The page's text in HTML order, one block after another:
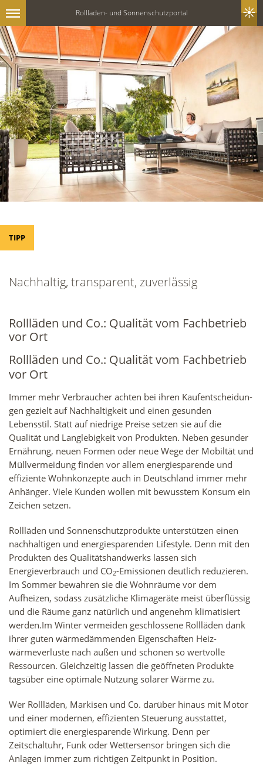
Rollladen- und Sonnenschutzportal
TIPP
Nachhaltig, transparent, zuverlässig
Rollläden und Co.: Qualität vom Fachbetrieb
vor Ort
Rollläden und Co.: Qualität vom Fachbetrieb
vor Ort
Immer mehr Verbraucher achten bei ihren Kaufentscheidun­
gen gezielt auf Nachhaltigkeit und einen gesunden
Lebensstil. Statt auf niedrige Preise setzen sie auf die
Qualität und Langlebigkeit von Produkten. Neben gesunder
Ernährung, neuen Formen oder neue Wege der Mobiltät und
Müllvermeidung finden vor allem energiesparende und
effizien­te Wohnkonzepte auch in Deutschland immer mehr
Anhänger. Viele Kunden wollen mit bewusstem Konsum ein
Zeichen setzen.
Rollläden und Sonnenschutzprodukte unterstützen einen
nachhalti­gen und energiesparenden Lifestyle. Denn mit den
Produkten des Qualitätshandwerks lassen sich
Energieverbrauch und CO2-Emis­sionen deutlich reduzieren.
Im Sommer bewahren sie die Wohnräu­me vor dem
Aufheizen, sodass zusätzliche Klimageräte meist über­flüssig
und die Räume ganz natürlich und angenehm klimatisiert
werden.Im Winter vermeiden geschlossene Rollläden dank
ihrer guten wärmedämmenden Eigenschaften Heiz­
wärmeverluste nach außen und schonen so wertvolle
Ressourcen. Gleichzeitig lassen die geöffneten Produkte
tagsüber eine optimale Nutzung solarer Wärme zu.
Wer Rollläden, Markisen und Co. darüber hinaus mit Motor
und einer modernen, effizienten Steuerung ausstattet,
optimiert die energiesparende Wirkung. Denn per
Zeitschaltuhr, Funk oder Wettersensor bringen sich die
Anlagen immer zum richtigen Zeitpunkt in Position.